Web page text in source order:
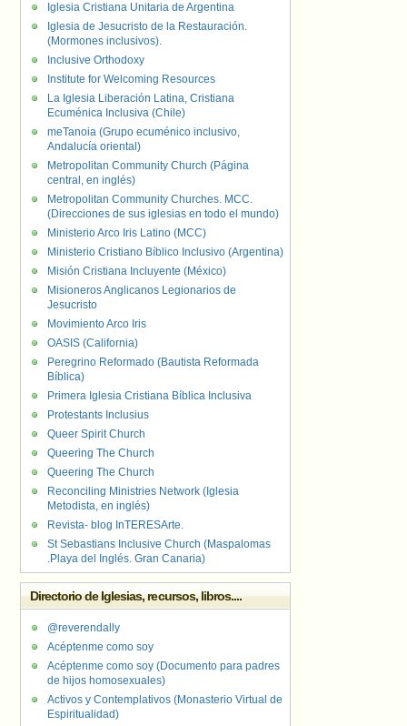
Iglesia Cristiana Unitaria de Argentina
Iglesia de Jesucristo de la Restauración.
(Mormones inclusivos).
Inclusive Orthodoxy
Institute for Welcoming Resources
La Iglesia Liberación Latina, Cristiana
Ecuménica Inclusiva (Chile)
meTanoia (Grupo ecuménico inclusivo,
Andalucía oriental)
Metropolitan Community Church (Página
central, en inglés)
Metropolitan Community Churches. MCC.
(Direcciones de sus iglesias en todo el mundo)
Ministerio Arco Iris Latino (MCC)
Ministerio Cristiano Bíblico Inclusivo (Argentina)
Misión Cristiana Incluyente (México)
Misioneros Anglicanos Legionarios de
Jesucristo
Movimiento Arco Iris
OASIS (California)
Peregrino Reformado (Bautista Reformada
Bíblica)
Primera Iglesia Cristiana Bíblica Inclusiva
Protestants Inclusius
Queer Spirit Church
Queering The Church
Queering The Church
Reconciling Ministries Network (Iglesia
Metodista, en inglés)
Revista- blog InTERESArte.
St Sebastians Inclusive Church (Maspalomas
.Playa del Inglés. Gran Canaria)
Directorio de Iglesias, recursos, libros....
@reverendally
Acéptenme como soy
Acéptenme como soy (Documento para padres
de hijos homosexuales)
Activos y Contemplativos (Monasterio Virtual de
Espiritualidad)